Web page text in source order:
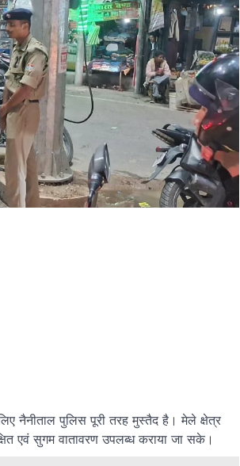
नैनीताल पुलिस पूरी तरह मुस्तैद है। मेले क्षेत्र
एवं सुगम वातावरण उपलब्ध कराया जा सके।